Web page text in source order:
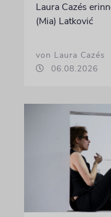
Laura Cazés
(Mia) Latković
von Laura Cazés
06.08.2026